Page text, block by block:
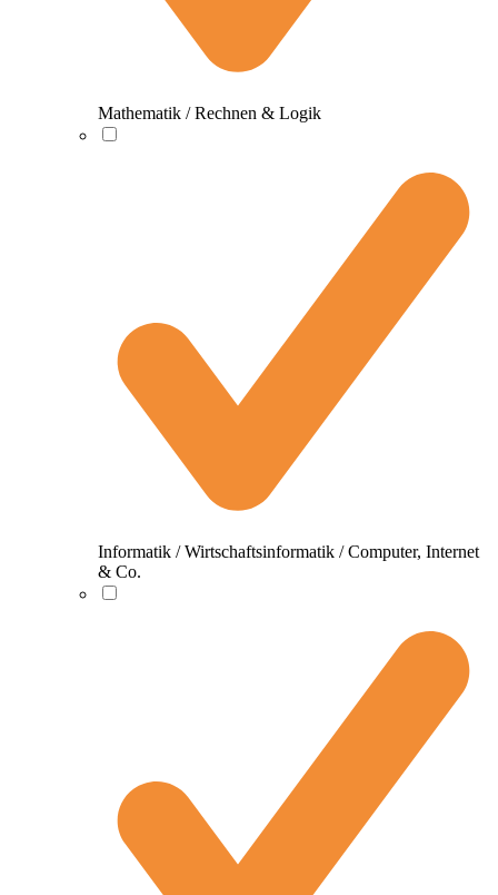
Mathematik / Rechnen & Logik
Informatik / Wirtschaftsinformatik / Computer, Internet
& Co.